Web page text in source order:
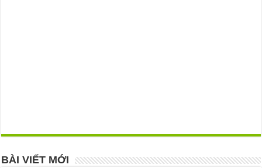
BÀI VIẾT MỚI